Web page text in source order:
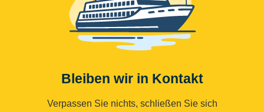
Bleiben wir in Kontakt
Verpassen Sie nichts, schließen Sie sich